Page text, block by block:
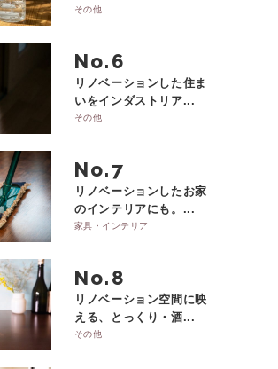
その他
No.
リノベーションした住ま
いをインダストリア...
その他
No.
リノベーションしたお家
のインテリアにも。...
家具・インテリア
No.
リノベーション空間に映
える、とっくり・酒...
その他